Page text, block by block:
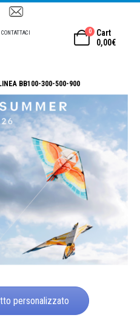
CONTATTACI 0
Cart
0,00€
LINEA BB100-300-500-900
personalizzato